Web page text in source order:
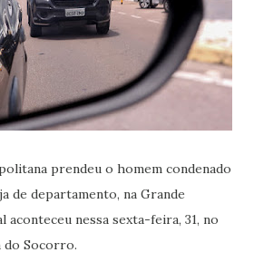
prendeu o homem condenado
de departamento, na Grande
aconteceu nessa sexta-feira, 31, no
do Socorro.